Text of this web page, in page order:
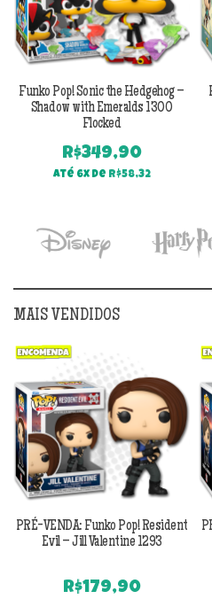
Funko Pop! Sonic the Hedgehog –
Shadow with Emeralds 1300
Flocked
R$349,90
Até 6x de R$58,32
MAIS VENDIDOS
PRÉ-VENDA: Funko Pop! Resident
Evil – Jill Valentine 1293
R$179,90